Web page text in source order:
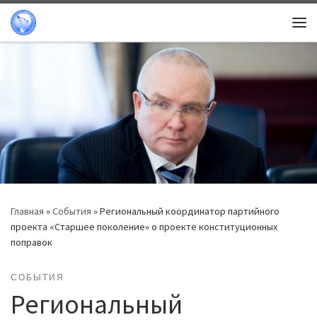
Перейти к содержимому
Главная »События »Региональный координатор партийного
проекта «Старшее поколение» о проекте конституционных
поправок
СОБЫТИЯ
Региональный